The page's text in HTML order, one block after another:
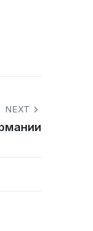
NEXT